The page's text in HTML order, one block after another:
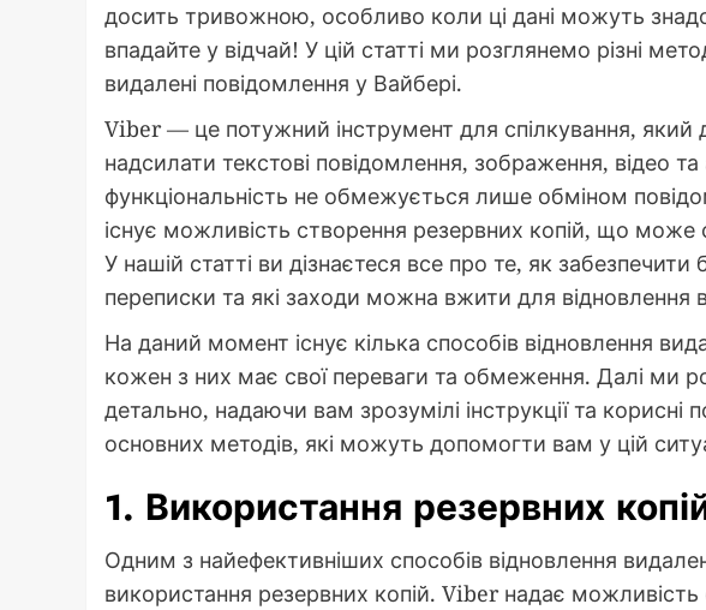
досить тривожною, особливо коли ці дані можуть
впадайте у відчай! У цій статті ми розглянемо різні
видалені повідомлення у Вайбері.
Viber — це потужний інструмент для спілкування, який
надсилати текстові повідомлення, зображення, відео
функціональність не обмежується лише обміном
існує можливість створення резервних копій, що може
У нашій статті ви дізнаєтеся все про те, як забезпечити
переписки та які заходи можна вжити для відновлення
На даний момент існує кілька способів відновлення
кожен з них має свої переваги та обмеження. Далі ми
детально, надаючи вам зрозумілі інструкції та
основних методів, які можуть допомогти вам у цій
1. Використання резервних
Одним з найефективніших способів відновлення
використання резервних копій. Viber надає можливість